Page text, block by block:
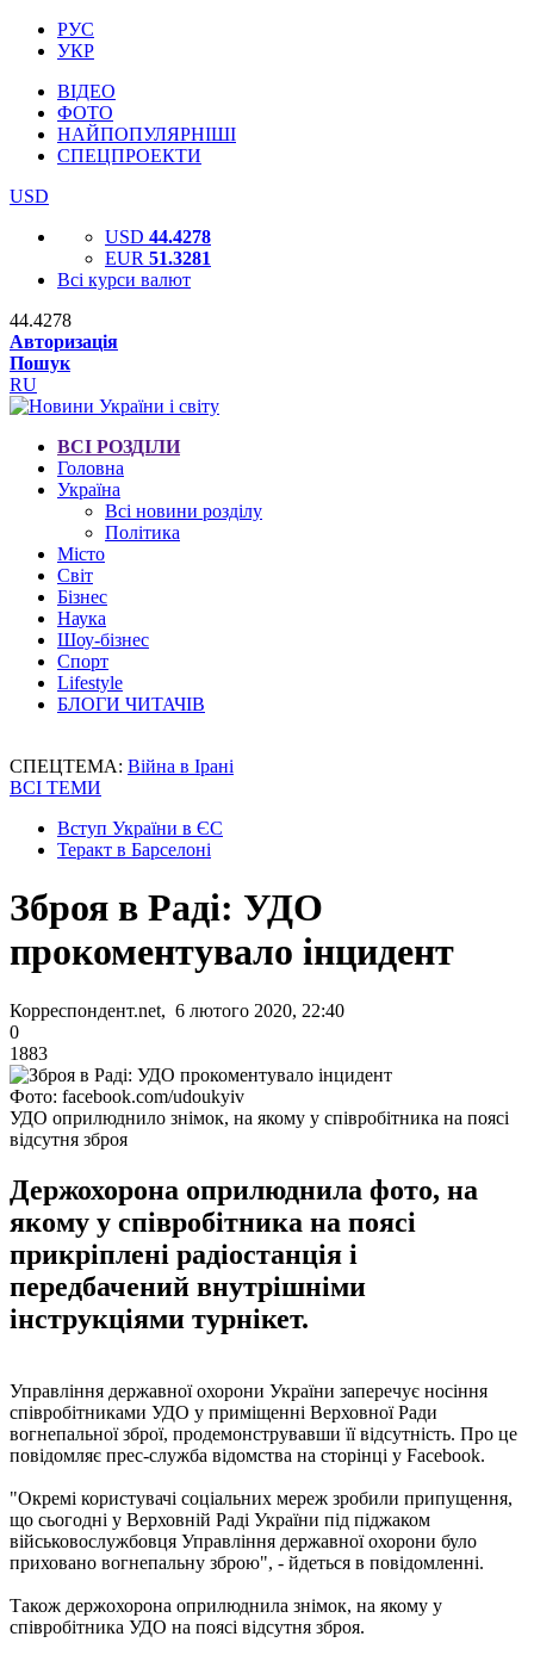
РУС
УКР
ВІДЕО
ФОТО
НАЙПОПУЛЯРНІШІ
СПЕЦПРОЕКТИ
USD
USD 44.4278
EUR 51.3281
Всі курси валют
44.4278
Авторизація
Пошук
RU
ВСІ РОЗДІЛИ
Головна
Україна
Всі новини розділу
Політика
Місто
Світ
Бізнес
Наука
Шоу-бізнес
Спорт
Lifestyle
БЛОГИ ЧИТАЧІВ
СПЕЦТЕМА: Війна в Ірані
ВСІ ТЕМИ
Вступ України в ЄС
Теракт в Барселоні
Зброя в Раді: УДО
прокоментувало інцидент
Корреспондент.net, 6 лютого 2020, 22:40
0
1883
Фото: facebook.com/udoukyiv
УДО оприлюднило знімок, на якому у співробітника на поясі
відсутня зброя
Держохорона оприлюднила фото, на
якому у співробітника на поясі
прикріплені радіостанція і
передбачений внутрішніми
інструкціями турнікет.
Управління державної охорони України заперечує носіння
співробітниками УДО у приміщенні Верховної Ради
вогнепальної зброї, продемонструвавши її відсутність. Про це
повідомляє прес-служба відомства на сторінці у Facebook.
"Окремі користувачі соціальних мереж зробили припущення,
що сьогодні у Верховній Раді України під піджаком
військовослужбовця Управління державної охорони було
приховано вогнепальну зброю", - йдеться в повідомленні.
Також держохорона оприлюднила знімок, на якому у
співробітника УДО на поясі відсутня зброя.